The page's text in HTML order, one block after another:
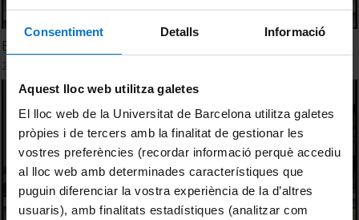
Consentiment Detalls Informació
Aquest lloc web utilitza galetes
El lloc web de la Universitat de Barcelona utilitza galetes
pròpies i de tercers amb la finalitat de gestionar les
vostres preferències (recordar informació perquè accediu
al lloc web amb determinades característiques que
puguin diferenciar la vostra experiència de la d’altres
usuaris), amb finalitats estadístiques (analitzar com
El vi i la vinya. La història agrària